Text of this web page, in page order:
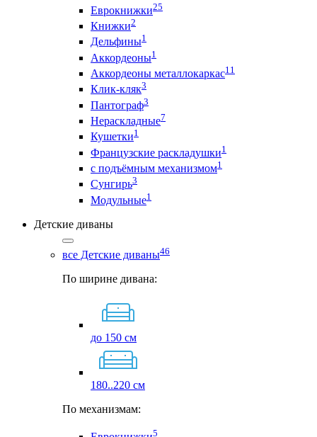
Еврокнижки25
Книжки2
Дельфины1
Аккордеоны1
Аккордеоны металлокаркас11
Клик-кляк3
Пантограф3
Нераскладные7
Кушетки1
Французские раскладушки1
с подъёмным механизмом1
Сунгирь3
Модульные1
Детские диваны
все Детские диваны46
По ширине дивана:
до 150 см
180..220 см
По механизмам:
5